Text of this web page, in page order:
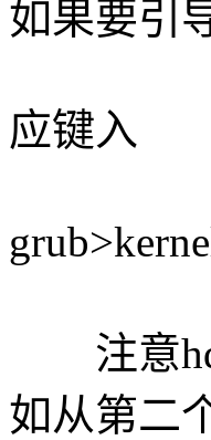
如果要引
应键入
注意
如从第二